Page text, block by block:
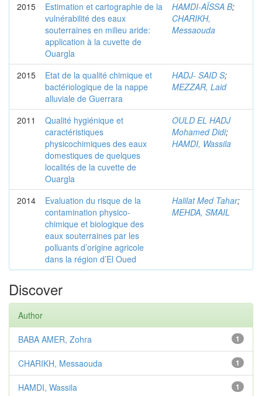
2015
Estimation et cartographie de la
vulnérabilité des eaux
souterraines en milieu aride:
application à la cuvette de
Ouargla
HAMDI-AÏSSA B;
CHARIKH,
Messaouda
2015
Etat de la qualité chimique et
bactériologique de la nappe
alluviale de Guerrara
HADJ- SAID S;
MEZZAR, Laid
2011
Qualité hygiénique et
caractéristiques
physicochimiques des eaux
domestiques de quelques
localités de la cuvette de
Ouargla
OULD EL HADJ
Mohamed Didi;
HAMDI, Wassila
2014
Evaluation du risque de la
contamination physico-
chimique et biologique des
eaux souterraines par les
polluants d’origine agricole
dans la région d’El Oued
Halilat Med Tahar;
MEHDA, SMAIL
Discover
Author
1
BABA AMER, Zohra
1
CHARIKH, Messaouda
1
HAMDI, Wassila